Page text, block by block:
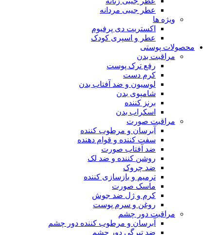
عطر جیبی مردانه
ویژه ها
اکستریت دی پرفیوم
عطر و اسپری کودک
محصولات پوستی
مراقبت بدن
رفع ترک پوست
کرم دست
لوسیون و ضد آفتاب بدن
شامپوی بدن
برنز کننده
اسکراب بدن
مراقبت صورت
آبرسان و مرطوب کننده
سفت کننده و قوام دهنده
ضد آفتاب صورت
روشن کننده و ضد لک
ضد چروک
ترمیم و بازسازی کننده
ماسک صورت
کرم و ژل ضد جوش
روغن و سرم پوست
مراقبت دور چشم
آبرسان و مرطوب کننده دور چشم
ضد تیرگی دور چشم